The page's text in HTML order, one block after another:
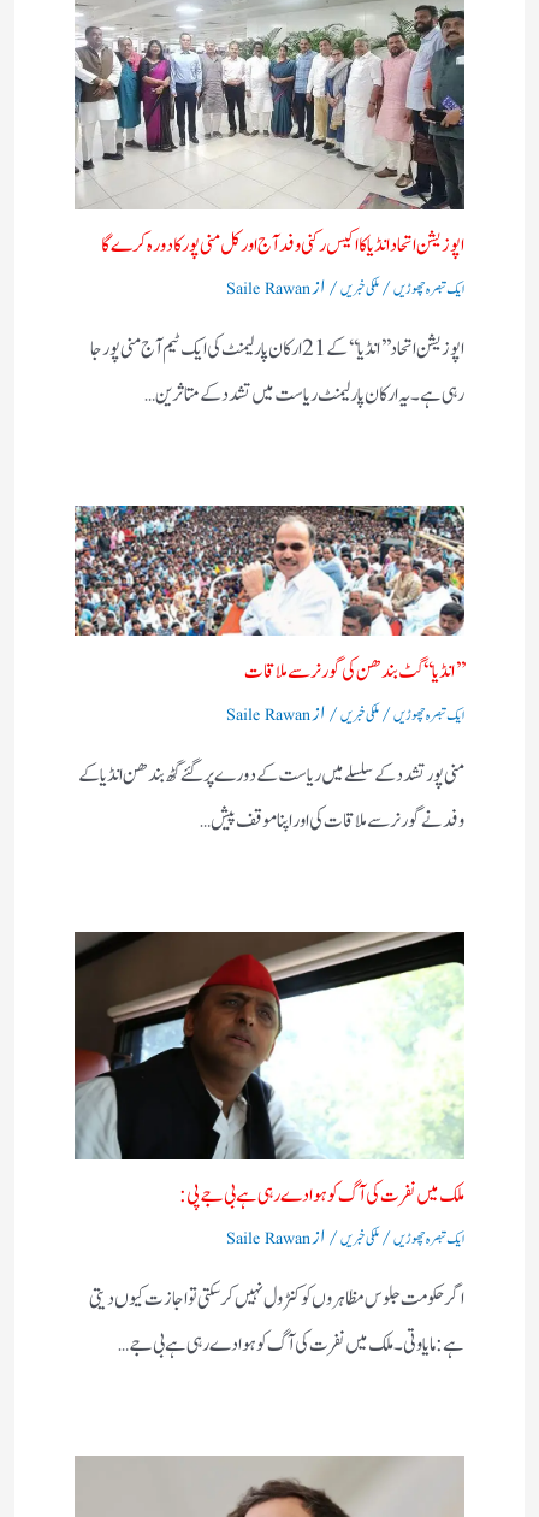
اپوزیشن اتحاد انڈیا کا اکیس رکنی وفد آج اور کل منی پور کا دورہ کرے گا
ایک تبصرہ چھوڑیں/ملکی خبریں/ ازSaile Rawan
اپوزیشن اتحاد ’’ انڈیا‘‘ کے 21 ارکان پارلیمنٹ کی ایک ٹیم آج منی پور جا
رہی ہے۔ یہ ارکان پارلیمنٹ ریاست میں تشدد کے متاثرین…
’’ انڈیا‘‘ گٹ بندھن کی گورنر سے ملاقات
ایک تبصرہ چھوڑیں/ملکی خبریں/ ازSaile Rawan
منی پور تشدد کے سلسلے میں ریاست کے دورے پر گئے گٹھ بندھن انڈیا کے
وفد نے گورنر سے ملاقات کی اور اپنا موقف پیش…
ملک میں نفرت کی آگ کو ہوا دے رہی ہے بی جے پی:
ایک تبصرہ چھوڑیں/ملکی خبریں/ ازSaile Rawan
اگر حکومت جلوس مظاہروں کو کنٹرول نہیں کرسکتی تو اجازت کیوں دیتی
ہے:مایاوتی۔ ملک میں نفرت کی آگ کو ہوا دے رہی ہے بی جے…